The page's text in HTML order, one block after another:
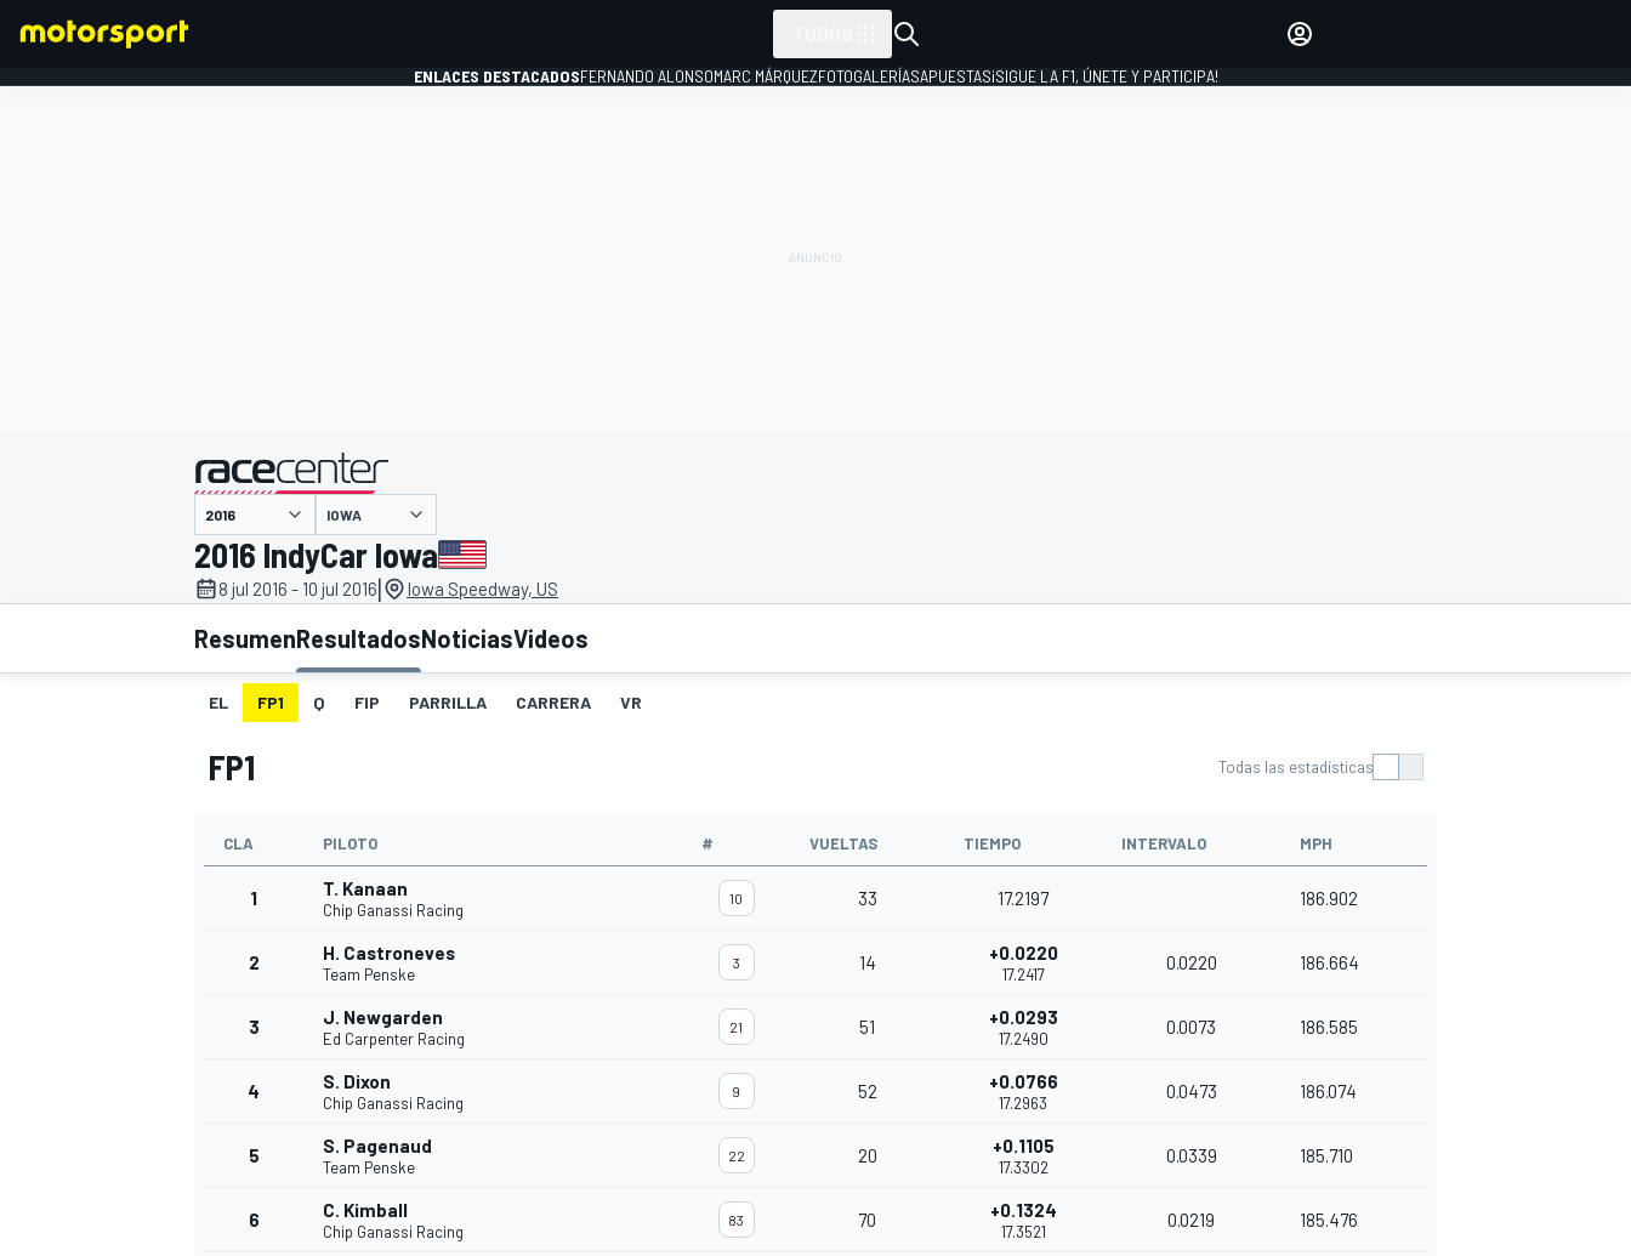
INDYCAR WRC
ENLACES DESTACADOSFERNANDO ALONSOMARC MÁRQUEZFOTOGALERÍASAPUESTAS¡SIGUE LA F1, ÚNETE Y PARTICIPA!
presentado por
IOWA
2016 IndyCar Iowa
8 jul 2016 - 10 jul 2016| Iowa Speedway, US
ResumenResultadosNoticiasVideos
EL FP1 Q FIP PARRILLA CARRERA VR
FP1 Todas las estadísticas
CLA PILOTO # VUELTAS TIEMPO INTERVALO MPH
1 T. Kanaan
Chip Ganassi Racing
10 33 17.2197 186.902
2 H. Castroneves
Team Penske
3 14 +0.0220
17.2417
0.0220 186.664
3 J. Newgarden
Ed Carpenter Racing
21 51 +0.0293
17.2490
0.0073 186.585
4 S. Dixon
Chip Ganassi Racing
9 52 +0.0766
17.2963
0.0473 186.074
5 S. Pagenaud
Team Penske
22 20 +0.1105
17.3302
0.0339 185.710
6 C. Kimball
Chip Ganassi Racing
83 70 +0.1324
17.3521
0.0219 185.476